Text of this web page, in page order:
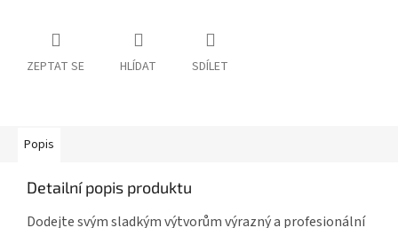
ZEPTAT SE HLÍDAT SDÍLET
Popis
Detailní popis produktu
Dodejte svým sladkým výtvorům výrazný a profesionální